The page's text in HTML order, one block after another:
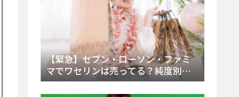
【緊急】セブン・ローソン・ファミ
マでワセリンは売ってる？純度別お
すすめ品と販売場所を徹底まとめ